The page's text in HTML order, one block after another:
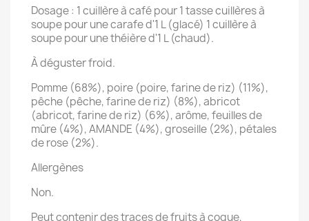
Dosage : 1 cuillère à café pour 1 tasse cuillères à
soupe pour une carafe d'1 L (glacé) 1 cuillère à
soupe pour une théière d'1 L (chaud).
À déguster froid.
Pomme (68%), poire (poire, farine de riz) (11%),
pêche (pêche, farine de riz) (8%), abricot
(abricot, farine de riz) (6%), arôme, feuilles de
mûre (4%), AMANDE (4%), groseille (2%), pétales
de rose (2%).
Allergènes
Non.
Peut contenir des traces de fruits à coque,